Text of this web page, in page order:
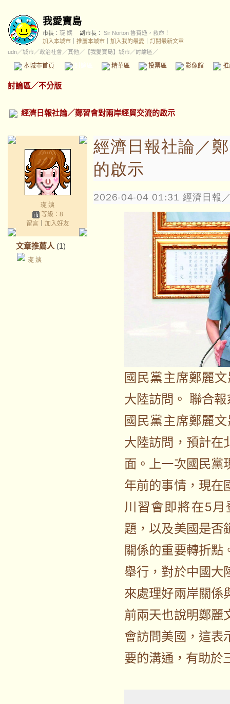
我愛寶島
市長： 琁 姨 副市長： Sir Norton 魯賓遜，救命！
加入本城市
推薦本城市 加入我的最愛
訂閱最新文章
udn／城市／政治社會 ／其他 ／ 【我愛寶島】城市／討論區／
本城市首頁 精華區 投票區 影像館
討論區／不分版
經濟日報社論／鄭習會對兩岸經貿交流的啟示
琁 姨
等級：8
留言｜ 加入好友
文章推薦人 (1)
琁 姨
經濟日報社論／
的啟示
2026-04-04 01:31 經濟日報
國民黨主席鄭麗
大陸訪問。 聯合
國民黨主席鄭麗
大陸訪問，預計在
面。上一次國民黨
年前的事情，現在
川習會即將在5
題，以及美國是否
關係的重要轉折點
舉行，對於中國大
來處理好兩岸關係
前兩天也說明鄭麗
會訪問美國，這表
要的溝通，有助於